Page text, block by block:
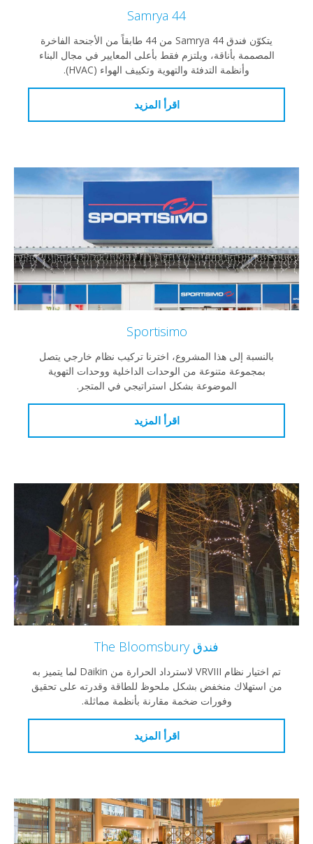
Samrya 44
يتكوّن فندق Samrya 44 من 44 طابقاً من الأجنحة الفاخرة
المصممة بأناقة، ويلتزم فقط بأعلى المعايير في مجال البناء
وأنظمة التدفئة والتهوية وتكييف الهواء (HVAC).
اقرأ المزيد
Sportisimo
بالنسبة إلى هذا المشروع، اخترنا تركيب نظام خارجي يتصل
بمجموعة متنوعة من الوحدات الداخلية ووحدات التهوية
الموضوعة بشكل استراتيجي في المتجر.
اقرأ المزيد
فندق The Bloomsbury
تم اختيار نظام VRVIII لاسترداد الحرارة من Daikin لما يتميز به
من استهلاك منخفض بشكل ملحوظ للطاقة وقدرته على تحقيق
وفورات ضخمة مقارنة بأنظمة مماثلة.
اقرأ المزيد